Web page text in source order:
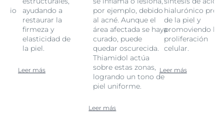
ayudando a
restaurar la
firmeza y
elasticidad de
la piel.
Leer más
por ejemplo, debido
al acné. Aunque el
área afectada se haya
curado, puede
quedar oscurecida.
Thiamidol actúa
sobre estas zonas,
logrando un tono de
piel uniforme.
Leer más
hialurónico
de la piel y
promoviendo la
proliferación
celular.
Leer más